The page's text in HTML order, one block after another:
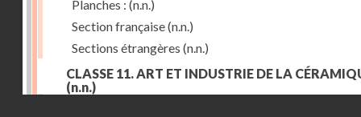
Planches : (n.n.)
Section française(n.n.)
Sections étrangères (n.n.)
CLASSE 11. ART ET INDUSTRIE DE LA
(n.n.)